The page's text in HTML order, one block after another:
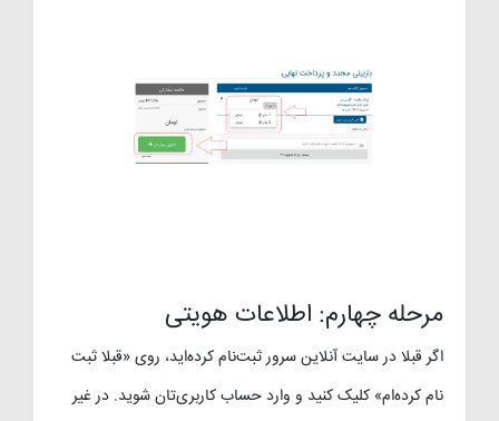
مرحله چهارم: اطلاعات هویتی
اگر قبلا در سایت آنلاین سرور ثبت‌نام کرده‌اید، روی «قبلا ثبت
نام کرده‌ام» کلیک کنید و وارد حساب کاربری‌تان شوید. در غیر